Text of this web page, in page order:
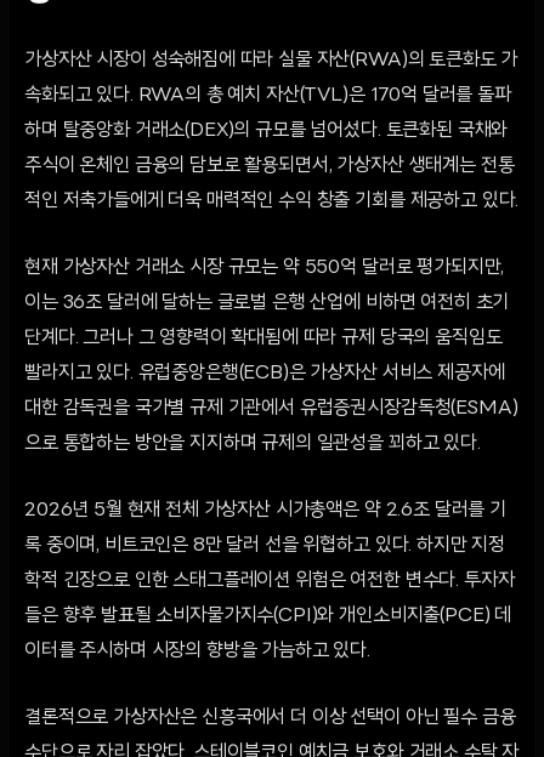
가상자산 시장이 성숙해짐에 따라 실물 자산(RWA)의 토큰화도 가
속화되고 있다. RWA의 총 예치 자산(TVL)은 170억 달러를 돌파
하며 탈중앙화 거래소(DEX)의 규모를 넘어섰다. 토큰화된 국채와
주식이 온체인 금융의 담보로 활용되면서, 가상자산 생태계는 전통
적인 저축가들에게 더욱 매력적인 수익 창출 기회를 제공하고 있다.
현재 가상자산 거래소 시장 규모는 약 550억 달러로 평가되지만,
이는 36조 달러에 달하는 글로벌 은행 산업에 비하면 여전히 초기
단계다. 그러나 그 영향력이 확대됨에 따라 규제 당국의 움직임도
빨라지고 있다. 유럽중앙은행(ECB)은 가상자산 서비스 제공자에
대한 감독권을 국가별 규제 기관에서 유럽증권시장감독청(ESMA)
으로 통합하는 방안을 지지하며 규제의 일관성을 꾀하고 있다.
2026년 5월 현재 전체 가상자산 시가총액은 약 2.6조 달러를 기
록 중이며, 비트코인은 8만 달러 선을 위협하고 있다. 하지만 지정
학적 긴장으로 인한 스태그플레이션 위험은 여전한 변수다. 투자자
들은 향후 발표될 소비자물가지수(CPI)와 개인소비지출(PCE) 데
이터를 주시하며 시장의 향방을 가늠하고 있다.
결론적으로 가상자산은 신흥국에서 더 이상 선택이 아닌 필수 금융